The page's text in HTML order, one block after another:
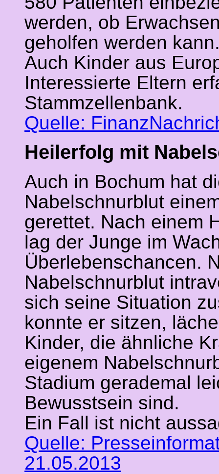
werden, ob
geholfen werden
Auch Kinder aus
Interessierte Eltern
Stammzellenbank.
Quelle:
Heilerfolg mit
Auch in Bochum hat
Nabelschnurblut
gerettet. Nach einem
lag der Junge im
Überlebenschancen.
Nabelschnurblut
sich seine Situation
konnte er sitzen,
Kinder, die ähnliche
eigenem
Stadium gerademal
Bewusstsein sind.
Ein Fall ist nicht
Quelle:
21.05.2013